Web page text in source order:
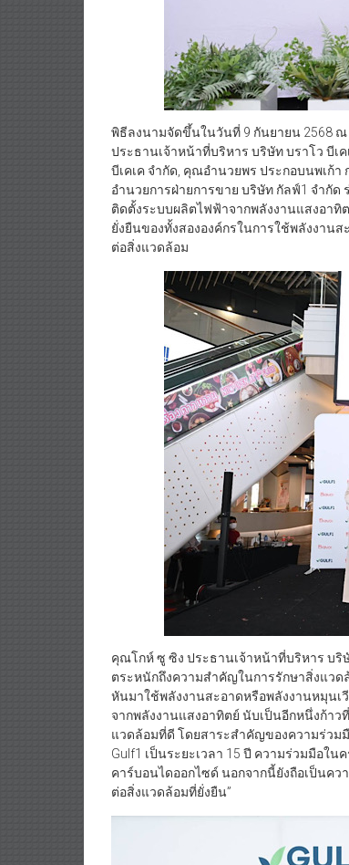
พิธีลงนามจัดขึ้นในวันที่ 9 กันยายน 2568 ณ
ประธานเจ้าหน้าที่บริหาร บริษัท บราโว บี
บีเคเค จำกัด, คุณอำนวยพร ประกอบนพเก้
อำนวยการฝ่ายการขาย บริษัท กัลฟ์1 จำกัด
ติดตั้งระบบผลิตไฟฟ้าจากพลังงานแสงอาทิ
ยั่งยืนของทั้งสององค์กรในการใช้พลังงาน
ต่อสิ่งแวดล้อม
คุณโกห์ ซู ซิง ประธานเจ้าหน้าที่บริหาร บริ
ตระหนักถึงความสำคัญในการรักษาสิ่งแวด
หันมาใช้พลังงานสะอาดหรือพลังงานหมุนเ
จากพลังงานแสงอาทิตย์ นับเป็นอีกหนึ่งก้า
แวดล้อมที่ดี โดยสาระสำคัญของความร่วม
Gulf1 เป็นระยะเวลา 15 ปี ความร่วมมือใ
คาร์บอนไดออกไซด์ นอกจากนี้ยังถือเป็นคว
ต่อสิ่งแวดล้อมที่ยั่งยืน”